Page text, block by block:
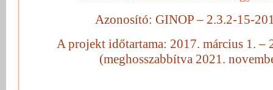
Azonosító: GINOP – 2.3.2-15-
A projekt időtartama: 2017. március 1. –
(meghosszabbítva 2021.